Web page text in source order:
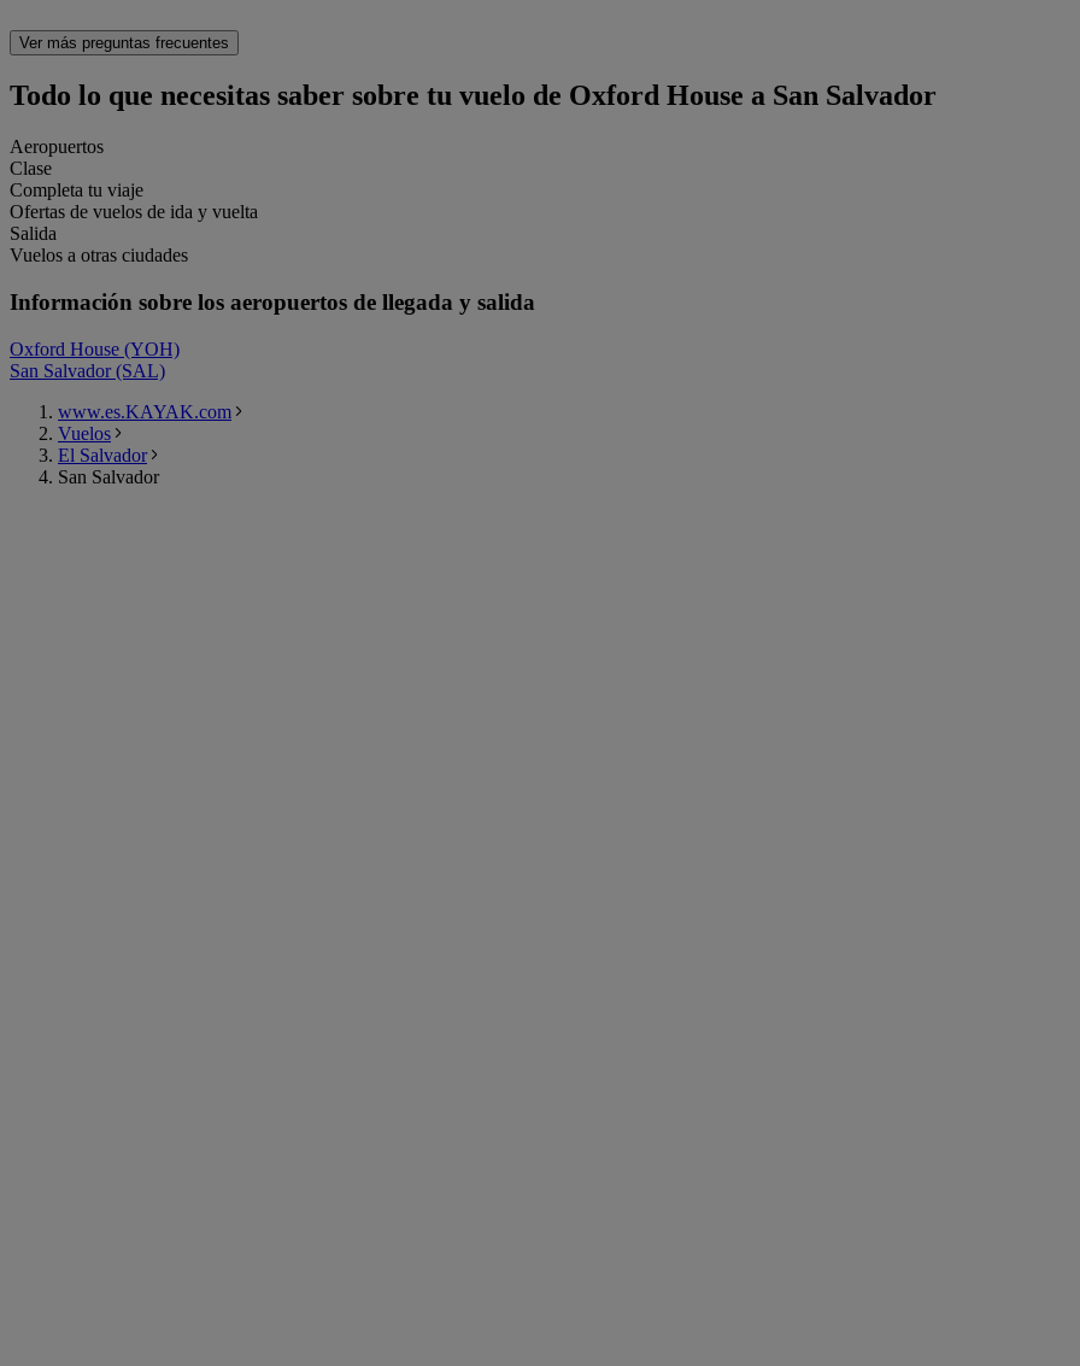
Ver más preguntas frecuentes
Todo lo que necesitas saber sobre tu vuelo de Oxford House a San Salvador
Aeropuertos
Clase
Completa tu viaje
Ofertas de vuelos de ida y vuelta
Salida
Vuelos a otras ciudades
Información sobre los aeropuertos de llegada y salida
Oxford House (YOH)
San Salvador (SAL)
www.es.KAYAK.com
Vuelos
El Salvador
San Salvador